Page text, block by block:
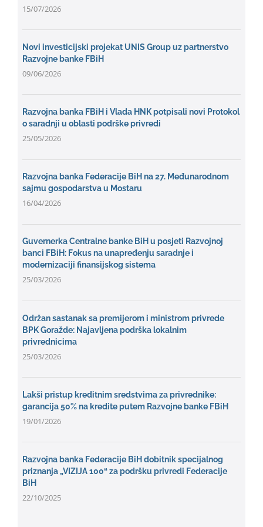
15/07/2026
Novi investicijski projekat UNIS Group uz partnerstvo
Razvojne banke FBiH
09/06/2026
Razvojna banka FBiH i Vlada HNK potpisali novi Protokol
o saradnji u oblasti podrške privredi
25/05/2026
Razvojna banka Federacije BiH na 27. Međunarodnom
sajmu gospodarstva u Mostaru
16/04/2026
Guvernerka Centralne banke BiH u posjeti Razvojnoj
banci FBiH: Fokus na unapređenju saradnje i
modernizaciji finansijskog sistema
25/03/2026
Održan sastanak sa premijerom i ministrom privrede
BPK Goražde: Najavljena podrška lokalnim
privrednicima
25/03/2026
Lakši pristup kreditnim sredstvima za privrednike:
garancija 50% na kredite putem Razvojne banke FBiH
19/01/2026
Razvojna banka Federacije BiH dobitnik specijalnog
priznanja „VIZIJA 100“ za podršku privredi Federacije
BiH
22/10/2025